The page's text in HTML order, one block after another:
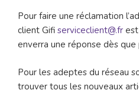
Pour faire une réclamation
client Gifi serviceclient@.fr
enverra une réponse dès que
Pour les adeptes du réseau
trouver tous les nouveaux